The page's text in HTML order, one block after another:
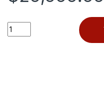
Quantity